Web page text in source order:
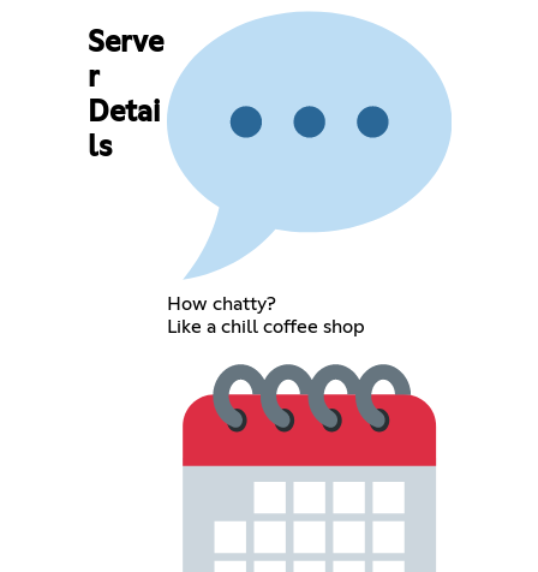
Serve
r
Detai
ls
How chatty?
Like a chill coffee shop